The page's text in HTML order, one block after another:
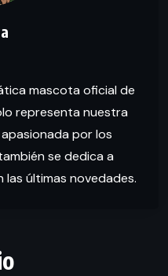
mascota oficial de
representa nuestra
por los
se dedica a
últimas novedades.